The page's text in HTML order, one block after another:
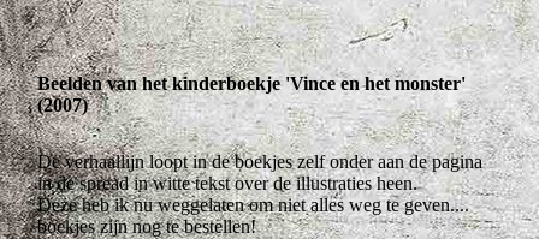
Beelden van het kinderboekje 'Vince en het monster'
(2007)
De verhaallijn loopt in de boekjes zelf onder aan de pagina
in de spread in witte tekst over de illustraties heen.
Deze heb ik nu weggelaten om niet alles weg te geven....
boekjes zijn nog te bestellen!